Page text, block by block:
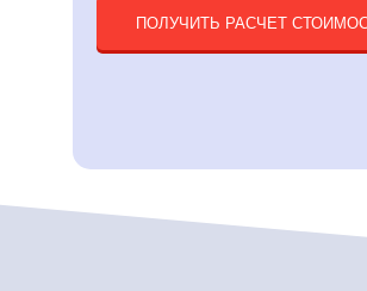
ПОЛУЧИТЬ РАСЧЕТ